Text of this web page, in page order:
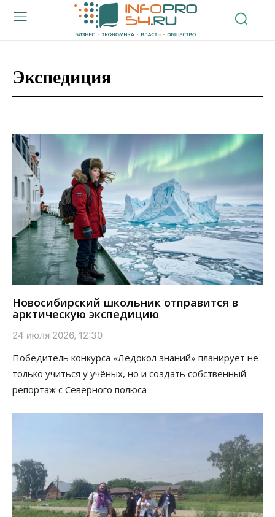
Экспедиция
Новосибирский школьник отправится в
арктическую экспедицию
24 июля 2026, 12:30
Победитель конкурса «Ледокол знаний» планирует не
только учиться у учёных, но и создать собственный
репортаж с Северного полюса